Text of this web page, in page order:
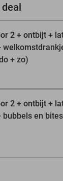
2 + ontbijt +
+ zo)
2 + ontbijt +
bubbels en